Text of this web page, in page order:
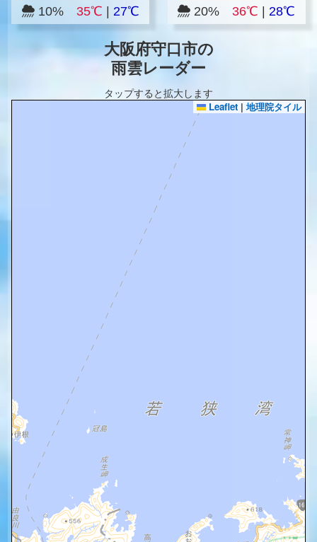
10% 35℃ 27℃ 20%36℃ |28℃
大阪府守口市の
雨雲レーダー
タップすると拡大します
Leaflet | 地理院タイル